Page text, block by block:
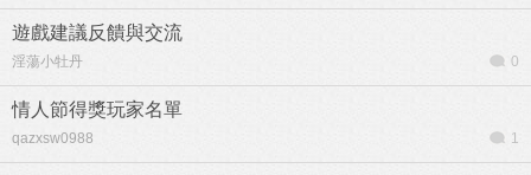
遊戲建議反饋與交流
淫蕩小牡丹 0
情人節得獎玩家名單
qazxsw0988 1